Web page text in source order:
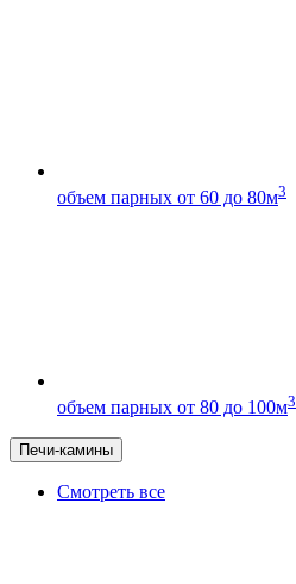
объем парных от 60 до 80м3
объем парных от 80 до 100м3
Печи-камины
Смотреть все